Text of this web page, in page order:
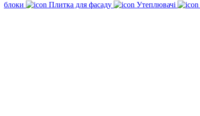
блоки
Плитка для фасаду Утеплювачі